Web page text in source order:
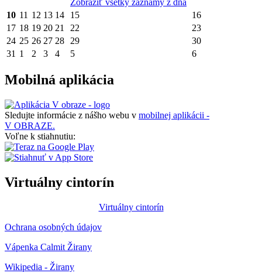
10 11 12 13 14 15
16
17 18 19 20 21 22
23
24 25 26 27 28 29
30
31 1 2 3 4 5 6
Mobilná aplikácia
Sledujte informácie z nášho webu v mobilnej aplikácii -
V OBRAZE.
Voľne k stiahnutiu:
Virtuálny cintorín
Virtuálny cintorín
Ochrana osobných údajov
Vápenka Calmit Žirany
Wikipedia - Žirany